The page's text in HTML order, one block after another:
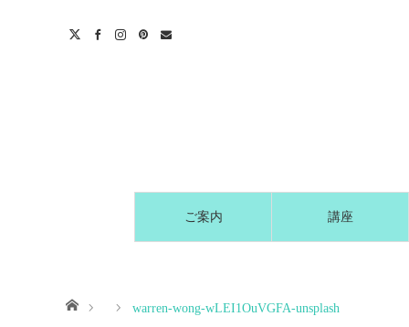
ご案内 講座
ホーム warren-wong-wLEI1OuVGFA-unsplash